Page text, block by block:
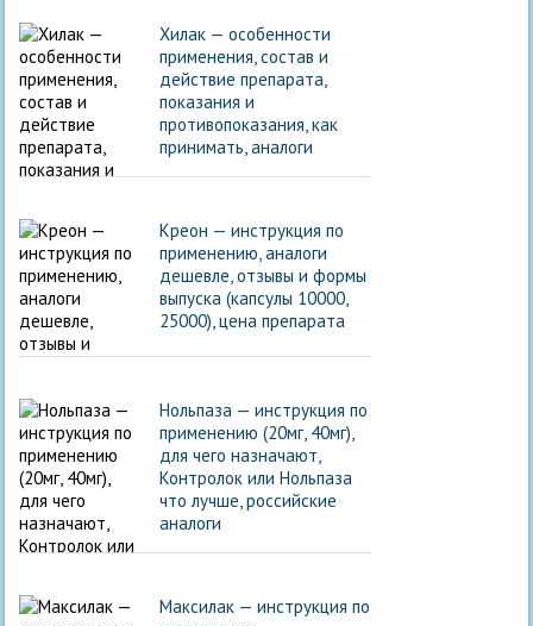
Хилак — особенности
применения, состав и
действие препарата,
показания и
противопоказания, как
принимать, аналоги
Креон — инструкция по
применению, аналоги
дешевле, отзывы и формы
выпуска (капсулы 10000,
25000), цена препарата
Нольпаза — инструкция по
применению (20мг, 40мг),
для чего назначают,
Контролок или Нольпаза
что лучше, российские
аналоги
Максилак — инструкция по